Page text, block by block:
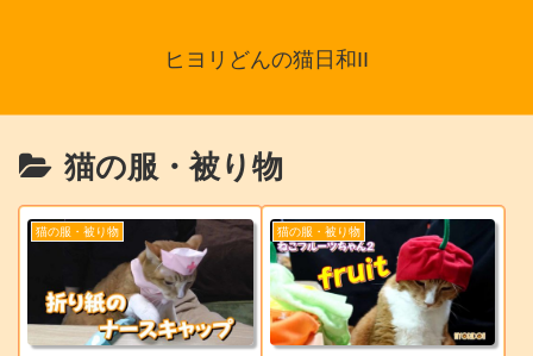
ヒヨリどんの猫日和II
猫の服・被り物
猫の服・被り物 猫の服・被り物